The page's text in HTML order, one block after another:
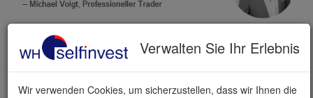
KOSTENLOSE DEMO
Verwalten Sie Ihr Erlebnis
Wir verwenden Cookies, um sicherzustellen, dass wir Ihnen die